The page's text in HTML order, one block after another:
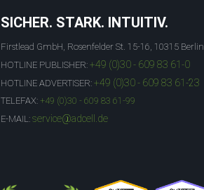
SICHER. STARK. INTUITIV.
Firstlead GmbH, Rosenfelder St. 15-16, 10315 Berlin
HOTLINE PUBLISHER: +49 (0)30 - 609 83 61-0
HOTLINE ADVERTISER: +49 (0)30 - 609 83 61-23
TELEFAX: +49 (0)30 - 609 83 61-99
E-MAIL: service@adcell.de